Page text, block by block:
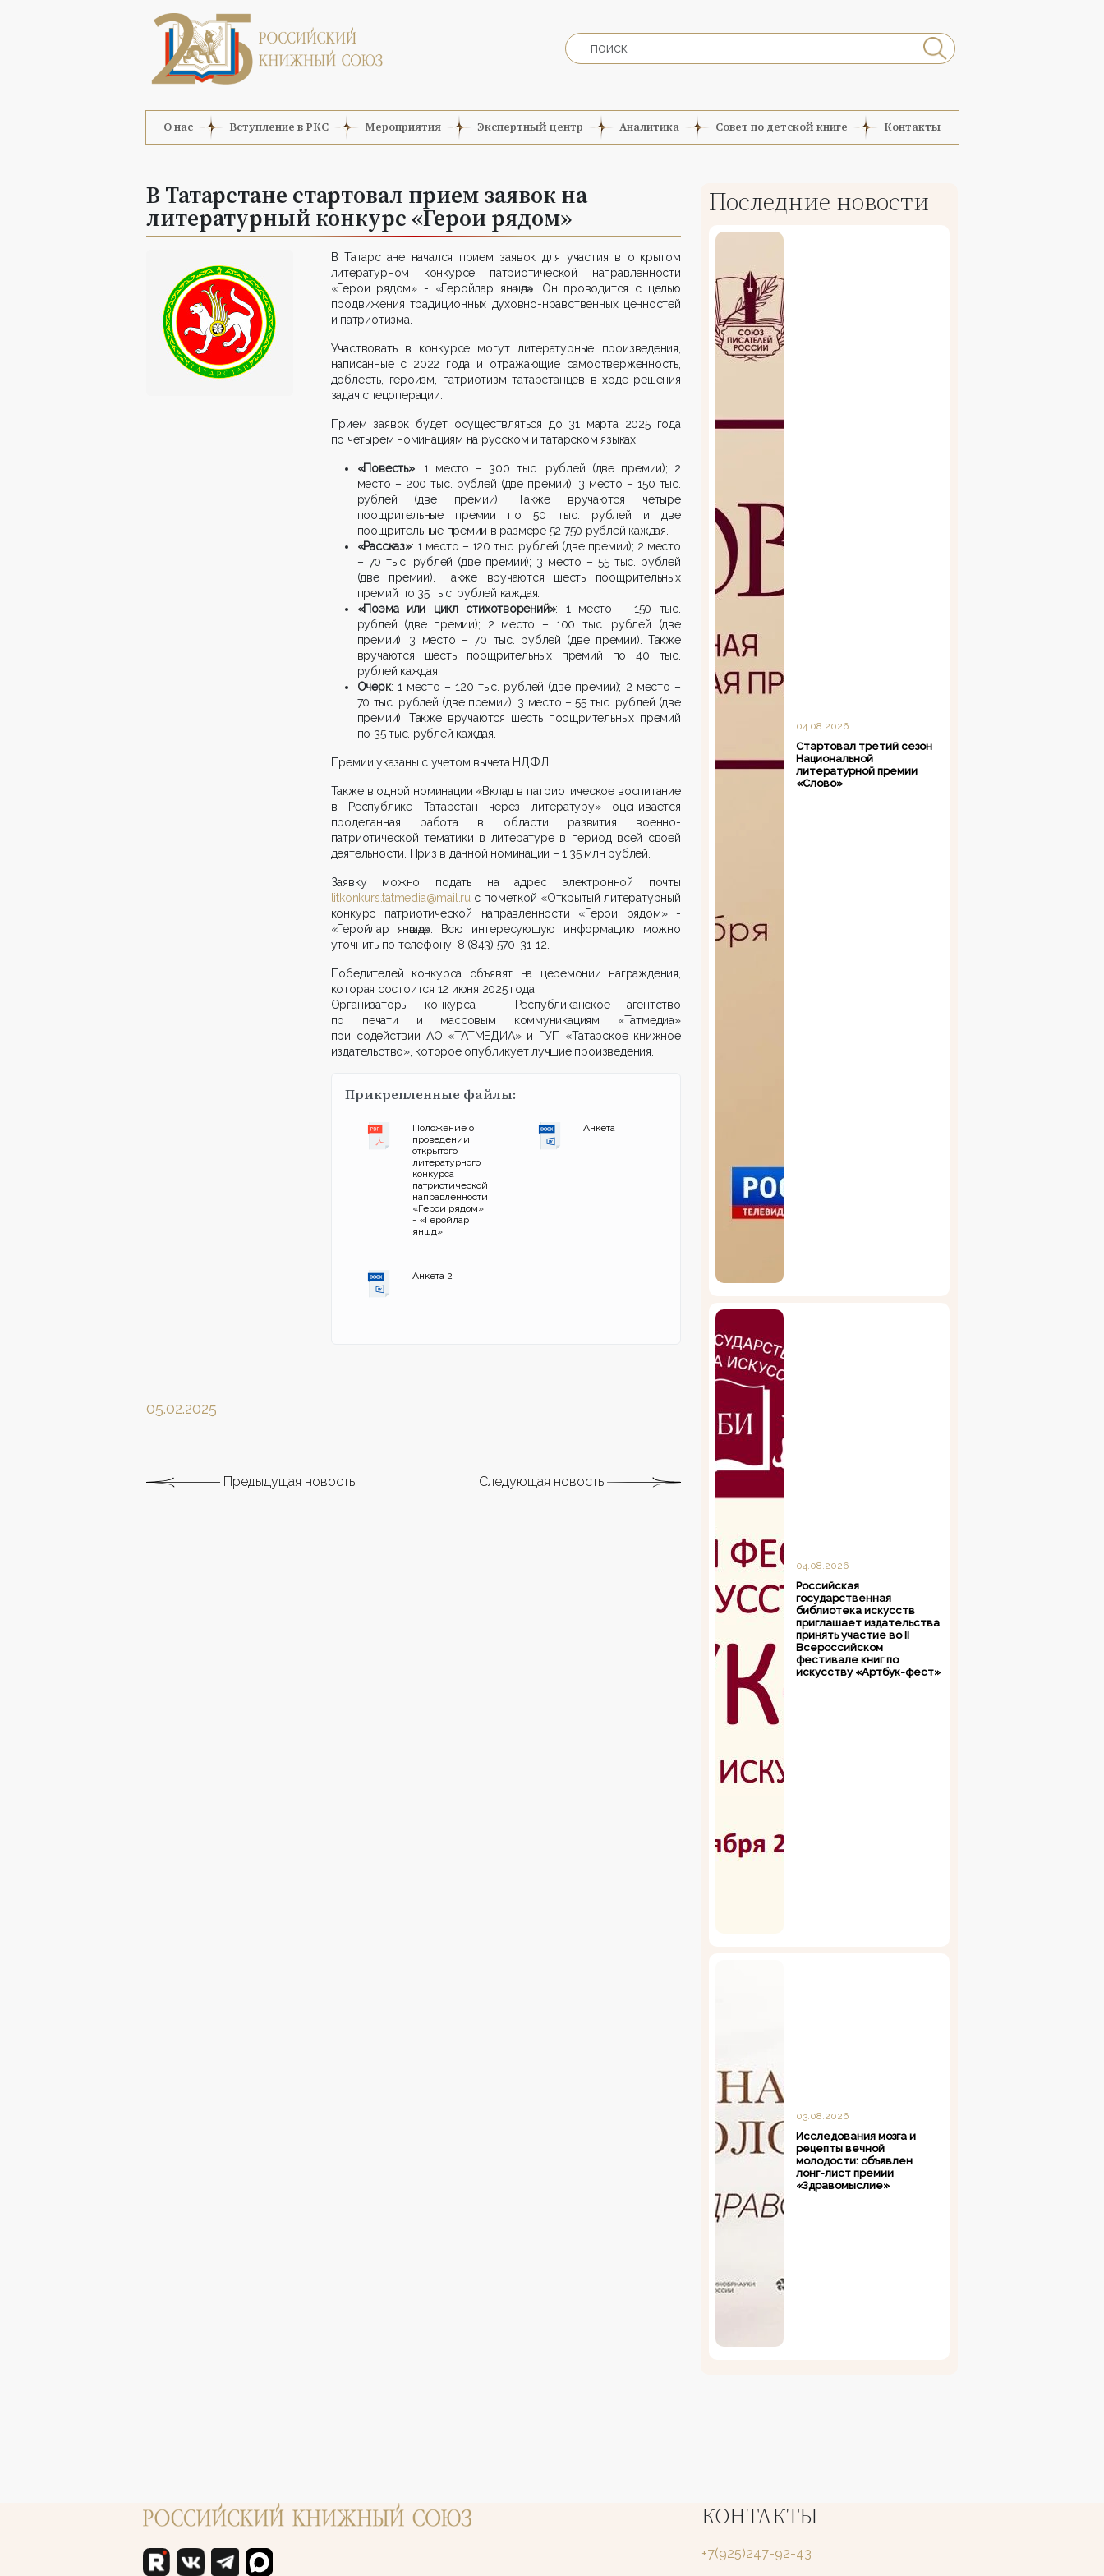
О нас Вступление в РКС Мероприятия Экспертный центр Аналитика Совет по детской книге Контакты
В Татарстане стартовал прием заявок на
литературный конкурс «Герои рядом»
В Татарстане начался прием заявок для участия в открытом
литературном конкурсе патриотической направленности
«Герои рядом» - «Геройлар янәшәдә». Он проводится с целью
продвижения традиционных духовно-нравственных ценностей
и патриотизма.
Участвовать в конкурсе могут литературные произведения,
написанные с 2022 года и отражающие самоотверженность,
доблесть, героизм, патриотизм татарстанцев в ходе решения
задач спецоперации.
Прием заявок будет осуществляться до 31 марта 2025 года
по четырем номинациям на русском и татарском языках:
«Повесть»: 1 место – 300 тыс. рублей (две премии); 2
место – 200 тыс. рублей (две премии); 3 место – 150 тыс.
рублей (две премии). Также вручаются четыре
поощрительные премии по 50 тыс. рублей и две
поощрительные премии в размере 52 750 рублей каждая.
«Рассказ»: 1 место – 120 тыс. рублей (две премии); 2 место
– 70 тыс. рублей (две премии); 3 место – 55 тыс. рублей
(две премии). Также вручаются шесть поощрительных
премий по 35 тыс. рублей каждая.
«Поэма или цикл стихотворений»: 1 место – 150 тыс.
рублей (две премии); 2 место – 100 тыс. рублей (две
премии); 3 место – 70 тыс. рублей (две премии). Также
вручаются шесть поощрительных премий по 40 тыс.
рублей каждая.
Очерк: 1 место – 120 тыс. рублей (две премии); 2 место –
70 тыс. рублей (две премии); 3 место – 55 тыс. рублей (две
премии). Также вручаются шесть поощрительных премий
по 35 тыс. рублей каждая.
Премии указаны с учетом вычета НДФЛ.
Также в одной номинации «Вклад в патриотическое воспитание
в Республике Татарстан через литературу» оценивается
проделанная работа в области развития военно-
патриотической тематики в литературе в период всей своей
деятельности. Приз в данной номинации – 1,35 млн рублей.
Заявку можно подать на адрес электронной почты
litkonkurs.tatmedia@mail.ru с пометкой «Открытый литературный
конкурс патриотической направленности «Герои рядом» -
«Геройлар янәшәдә». Всю интересующую информацию можно
уточнить по телефону: 8 (843) 570-31-12.
Победителей конкурса объявят на церемонии награждения,
которая состоится 12 июня 2025 года.
Организаторы конкурса – Республиканское агентство
по печати и массовым коммуникациям «Татмедиа»
при содействии АО «ТАТМЕДИА» и ГУП «Татарское книжное
издательство», которое опубликует лучшие произведения.
Прикрепленные файлы:
Положение о
проведении
открытого
литературного
конкурса
патриотической
направленности
«Герои рядом»
- «Геройлар
янәшәдә»
Анкета
Анкета 2
05.02.2025
Предыдущая новость Следующая новость
Последние новости
04.08.2026
Стартовал третий сезон
Национальной
литературной премии
«Слово»
04.08.2026
Российская
государственная
библиотека искусств
приглашает издательства
принять участие во II
Всероссийском
фестивале книг по
искусству «Артбук-фест»
03.08.2026
Исследования мозга и
рецепты вечной
молодости: объявлен
лонг-лист премии
«Здравомыслие»
КОНТАКТЫ
+7(925)247-92-43